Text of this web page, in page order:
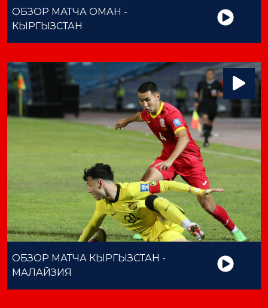
ОБЗОР МАТЧА ОМАН -
КЫРГЫЗСТАН
ОБЗОР МАТЧА КЫРГЫЗСТАН -
МАЛАЙЗИЯ